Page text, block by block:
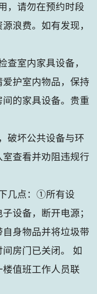
，请勿在预约时段
浪费。如有发现，
查室内家具设备，
护室内物品，保持
的家具设备。贵重
破坏公共设备与环
查看并劝阻违规行
几点：①所有设
设备，断开电源；
身物品并将垃圾带
房门已关闭。 如
值班工作人员联